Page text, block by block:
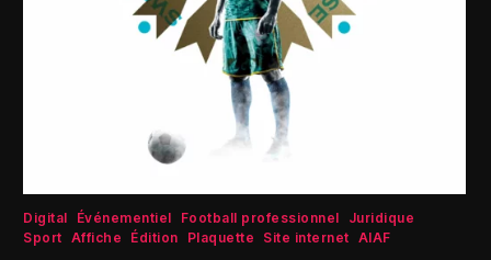
Digital Événementiel Football professionnel
Juridique
Sport Affiche Édition Plaquette Site internet AIAF